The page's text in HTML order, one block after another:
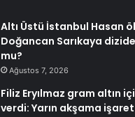
Altı Üstü İstanbul Hasan
Doğancan Sarıkaya
mu?
Ağustos 7, 2026
Filiz Eryılmaz gram altın
verdi: Yarın akşama